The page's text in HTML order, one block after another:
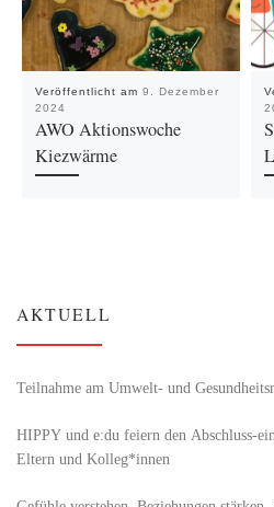
Veröffentlicht am 9. Dezember
2024
AWO Aktionswoche
Kiezwärme
AKTUELL
Teilnahme am Umwelt- und
HIPPY und e:du feiern den Abschluss-
Eltern und Kolleg*innen